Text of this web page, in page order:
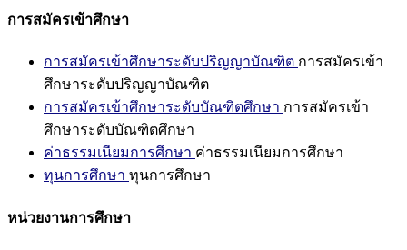
การสมัครเข้าศึกษา
การสมัครเข้าศึกษาระดับปริญญาบัณฑิต การสมัครเข้า
ศึกษาระดับปริญญาบัณฑิต
การสมัครเข้าศึกษาระดับบัณฑิตศึกษา การสมัครเข้า
ศึกษาระดับบัณฑิตศึกษา
ค่าธรรมเนียมการศึกษา ค่าธรรมเนียมการศึกษา
ทุนการศึกษา ทุนการศึกษา
หน่วยงานการศึกษา